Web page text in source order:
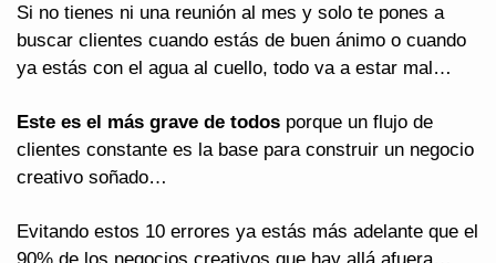
Si no tienes ni una reunión al mes y solo te pones a
buscar clientes cuando estás de buen ánimo o cuando
ya estás con el agua al cuello, todo va a estar mal…
Este es el más grave de todos porque un flujo de
clientes constante es la base para construir un negocio
creativo soñado…
Evitando estos 10 errores ya estás más adelante que el